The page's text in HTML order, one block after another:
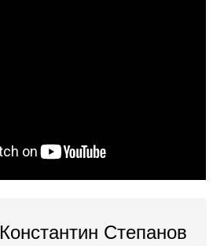
Константин Степанов